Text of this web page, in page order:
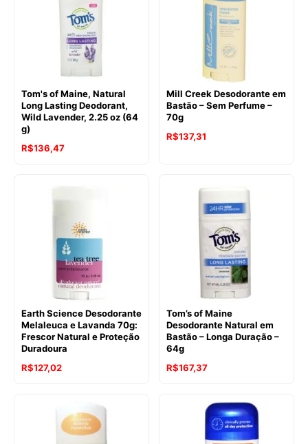
Tom's of Maine, Natural
Long Lasting Deodorant,
Wild Lavender, 2.25 oz (64
g)
R$136,47
Mill Creek Desodorante em
Bastão – Sem Perfume –
70g
R$137,31
Earth Science Desodorante
Melaleuca e Lavanda 70g:
Frescor Natural e Proteção
Duradoura
R$127,02
Tom’s of Maine
Desodorante Natural em
Bastão – Longa Duração –
64g
R$167,37